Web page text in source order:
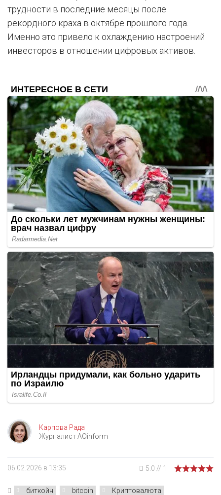
трудности в последние месяцы после
рекордного краха в октябре прошлого года.
Именно это привело к охлаждению настроений
инвесторов в отношении цифровых активов.
Карпова Рада
Журналист AOinform
06.02.2026 в 13:35 5.0 // 1
биткойн bitcoin Криптовалюта